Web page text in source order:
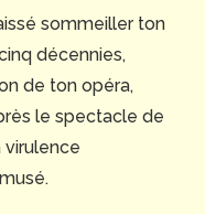
sommeiller ton
décennies,
de ton opéra,
le spectacle de
virulence